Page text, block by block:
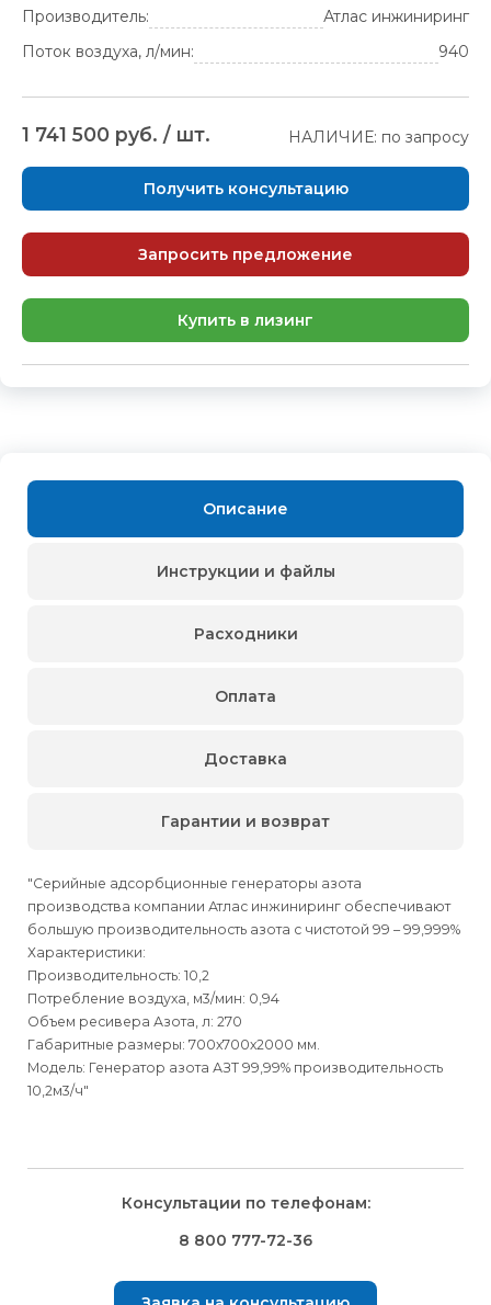
Производитель:
Атлас инжиниринг
Поток воздуха, л/мин:
940
1 741 500 руб. / шт. НАЛИЧИЕ: по запросу
Получить консультацию
Запросить предложение
Купить в лизинг
Описание
"Серийные адсорбционные генераторы азота
производства компании Атлас инжиниринг обеспечивают
большую производительность азота с чистотой 99 – 99,999%
Характеристики:
Производительность: 10,2
Потребление воздуха, м3/мин: 0,94
Объем ресивера Азота, л: 270
Габаритные размеры: 700х700х2000 мм.
Модель: Генератор азота АЗТ 99,99% производительность
10,2м3/ч"
Инструкции и файлы
Расходники
Оплата
лиц
Способ оплаты
Выбрать вид оплаты Вы сможете в Корзине при
лиц
Доставка
Способыдоставки
Доставка осуществляется транспортными компаниями и
оплачивается покупателем при получении заказа.
Транспортную компанию Вы сможете выбрать в Корзине
Гарантии и возврат
лиц
Правила возврата товара, приобретённого
лиц
Консультации по телефонам:
8 800 777-72-36